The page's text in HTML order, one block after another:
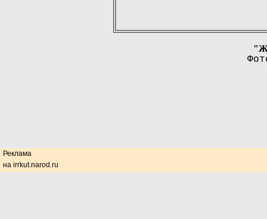
Реклама
на irrkut.narod.ru